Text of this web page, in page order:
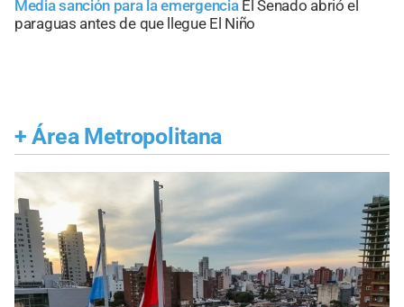
Media sanción para la emergencia El Senado abrió el
paraguas antes de que llegue El Niño
+ Área Metropolitana